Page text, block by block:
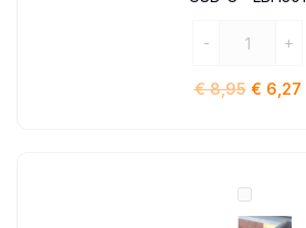
(wit)
USB-
C
LBH301
€8,95 € 6,27
Fietsbel
|